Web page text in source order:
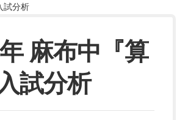
試分析
麻布中『算
試分析